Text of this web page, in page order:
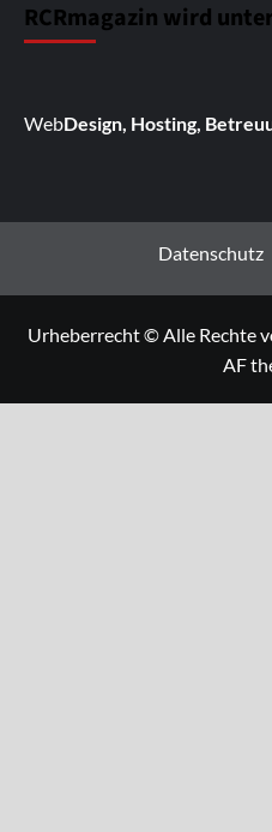
RCRmagazin wird
WebDesign, Hosting,
Datenschutz
Urheberrecht © Alle Rechte
AF